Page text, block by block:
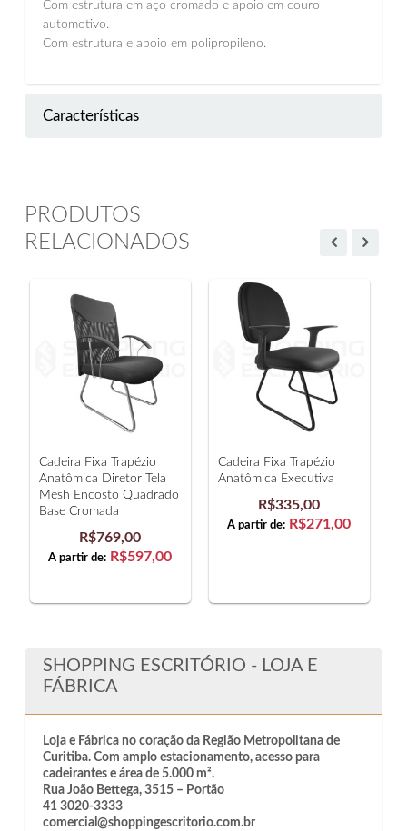
Com estrutura em aço cromado e apoio em couro
automotivo.
Com estrutura e apoio em polipropileno.
Características
PRODUTOS
RELACIONADOS
Cadeira Fixa Trapézio
Anatômica Diretor Tela
Mesh Encosto Quadrado
Base Cromada
R$769,00
A partir de: R$597,00
Cadeira Fixa Trapézio
Anatômica Executiva
R$335,00
A partir de: R$271,00
SHOPPING ESCRITÓRIO - LOJA E
FÁBRICA
Loja e Fábrica no coração da Região Metropolitana de
Curitiba. Com amplo estacionamento, acesso para
cadeirantes e área de 5.000 m².
Rua João Bettega, 3515 – Portão
41 3020-3333
comercial@shoppingescritorio.com.br